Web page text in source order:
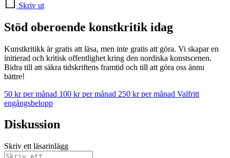
Skriv ut
Stöd oberoende konstkritik idag
Kunstkritikk är gratis att läsa, men inte gratis att göra. Vi skapar en
initierad och kritisk offentlighet kring den nordiska konstscenen.
Bidra till att säkra tidskriftens framtid och till att göra oss ännu
bättre!
50 kr per månad 100 kr per månad 250 kr per månad Valfritt
engångsbelopp
Diskussion
Skriv ett läsarinlägg